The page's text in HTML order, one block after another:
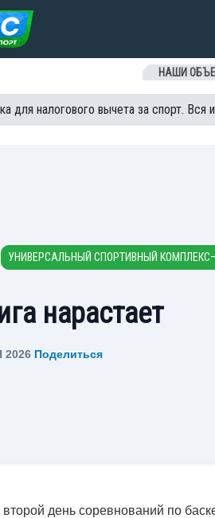
НАШИ
для налогового вычета за спорт. Вся
УНИВЕРСАЛЬНЫЙ СПОРТИВНЫЙ
нарастает
2026 Поделиться
день соревнований по